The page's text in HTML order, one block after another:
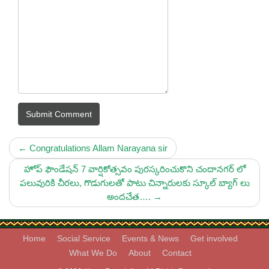
Submit Comment
← Congratulations Allam Narayana sir
హోప్ ఫౌండేషన్ 7 వార్షికోత్సవం పురస్కరించుకొని చందానగర్ లో
పలువురికి చీరలు, గొడుగులతో పాటు చిన్నారులకు స్కూల్ బ్యాగ్ లు
అందచేత…. →
Home Social Service Events & News
Get involved
What We Do
About Contact